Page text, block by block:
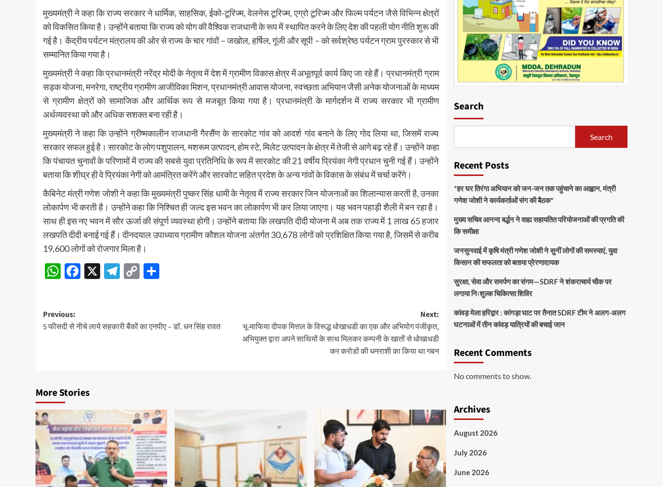
मुख्यमंत्री ने कहा कि राज्य सरकार ने धार्मिक, साहसिक, ईको-टूरिज्म, वेलनेस टूरिज्म, एग्रो टूरिज्म और फिल्म पर्यटन जैसे विभिन्न क्षेत्रों
को विकसित किया है। उन्होंने बताया कि राज्य को योग की वैश्विक राजधानी के रूप में स्थापित करने के लिए देश की पहली योग नीति शुरू की
गई है। केंद्रीय पर्यटन मंत्रालय की ओर से राज्य के चार गांवों – जखोल, हर्षिल, गूंजी और सूपी – को सर्वश्रेष्ठ पर्यटन ग्राम पुरस्कार से भी
सम्मानित किया गया है।
मुख्यमंत्री ने कहा कि प्रधानमंत्री नरेंद्र मोदी के नेतृत्व में देश में ग्रामीण विकास क्षेत्र में अभूतपूर्व कार्य किए जा रहे हैं। प्रधानमंत्री ग्राम
सड़क योजना, मनरेगा, राष्ट्रीय ग्रामीण आजीविका मिशन, प्रधानमंत्री आवास योजना, स्वच्छता अभियान जैसी अनेक योजनाओं के माध्यम
से ग्रामीण क्षेत्रों को सामाजिक और आर्थिक रूप से मजबूत किया गया है। प्रधानमंत्री के मार्गदर्शन में राज्य सरकार भी ग्रामीण
अर्थव्यवस्था को और अधिक सशक्त बना रही है।
मुख्यमंत्री ने कहा कि उन्होंने ग्रीष्मकालीन राजधानी गैरसैंण के सारकोट गांव को आदर्श गांव बनाने के लिए गोद लिया था, जिसमें राज्य
सरकार सफल हुई है। सारकोट के लोग पशुपालन, मशरूम उत्पादन, होम स्टे, मिलेट उत्पादन के क्षेत्र में तेजी से आगे बढ़ रहे हैं। उन्होंने कहा
कि पंचायत चुनावों के परिणामों में राज्य की सबसे युवा प्रतिनिधि के रूप में सारकोट की 21 वर्षीय प्रियंका नेगी प्रधान चुनी गई हैं। उन्होंने
बताया कि शीघ्र ही वे प्रियंका नेगी को आमंत्रित करेंगे और सारकोट सहित प्रदेश के अन्य गांवों के विकास के संबंध में चर्चा करेंगे।
कैबिनेट मंत्री गणेश जोशी ने कहा कि मुख्यमंत्री पुष्कर सिंह धामी के नेतृत्व में राज्य सरकार जिन योजनाओं का शिलान्यास करती है, उनका
लोकार्पण भी करती है। उन्होंने कहा कि निश्चित ही जल्द इस भवन का लोकार्पण भी कर लिया जाएगा। यह भवन पहाड़ी शैली में बन रहा है।
साथ ही इस नए भवन में सौर ऊर्जा की संपूर्ण व्यवस्था होगी। उन्होंने बताया कि लखपति दीदी योजना में अब तक राज्य में 1 लाख 65 हजार
लखपति दीदी बनाई गई हैं। दीनदयाल उपाध्याय ग्रामीण कौशल योजना अंतर्गत 30,678 लोगों को प्रशिक्षित किया गया है, जिसमें से करीब
19,600 लोगों को रोजगार मिला है।
WhatsApp
Facebook
X Telegram
Copy
Post
navigation
Previous:
5 फीसदी से नीचे लाये सहकारी बैंकों का एनपीए – डॉ. धन सिंह रावत
Next:
भू-माफिया दीपक मित्तल के विरूद्ध धोखाधडी का एक और अभियोग पंजीकृत,
अभियुक्त द्वारा अपने साथियों के साथ मिलकर कम्पनी के खातों से धोखाधडी
कर करोडों की धनराशी का किया था गबन
More Stories
Search
Search
Recent Posts
*हर घर तिरंगा अभियान को जन-जन तक पहुंचाने का आह्वान, मंत्री
गणेश जोशी ने कार्यकर्ताओं संग की बैठक*
मुख्य सचिव आनन्द बर्द्धन ने वाह्य सहायतित परियोजनाओं की प्रगति की
कि समीक्षा
जनसुनवाई में कृषि मंत्री गणेश जोशी ने सुनीं लोगों की समस्याएं, युवा
किसान की सफलता को बताया प्रेरणादायक
सुरक्षा, सेवा और समर्पण का संगम—SDRF ने शंकराचार्य चौक पर
लगाया निःशुल्क चिकित्सा शिविर
कांवड़ मेला हरिद्वार : कांगड़ा घाट पर तैनात SDRF टीम ने अलग-अलग
घटनाओं में तीन कांवड़ यात्रियों की बचाई जान
Recent Comments
No comments to show.
Archives
August 2026
July 2026
June 2026